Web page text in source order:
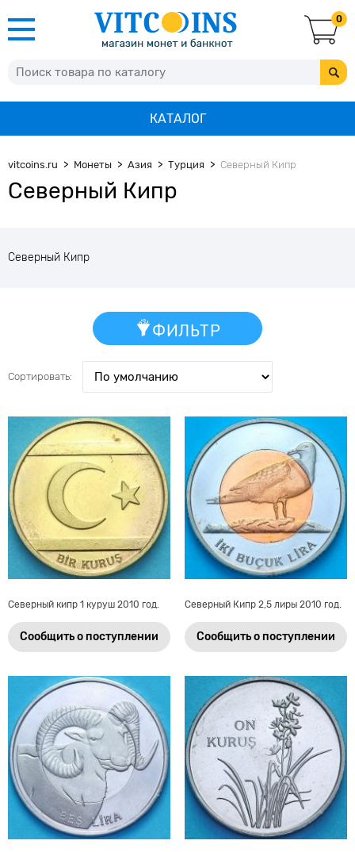
0
КАТАЛОГ
vitcoins.ru Монеты Азия Турция Северный Кипр
Северный Кипр
Северный Кипр
ФИЛЬТР
Сортировать:
Северный кипр 1 куруш 2010 год.
Сообщить о поступлении
Северный Кипр 2,5 лиры 2010 год.
Сообщить о поступлении